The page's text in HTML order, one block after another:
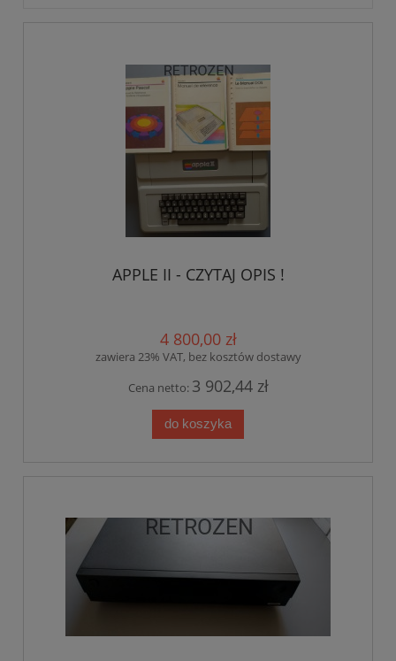
APPLE II - CZYTAJ OPIS !
4 800,00 zł
zawiera 23% VAT, bez kosztów dostawy
Cena netto: 3 902,44 zł
do koszyka